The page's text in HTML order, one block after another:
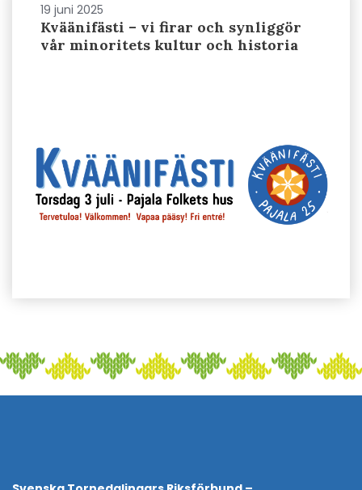
19 juni 2025
Kväänifästi – vi firar och synliggör
vår minoritets kultur och historia